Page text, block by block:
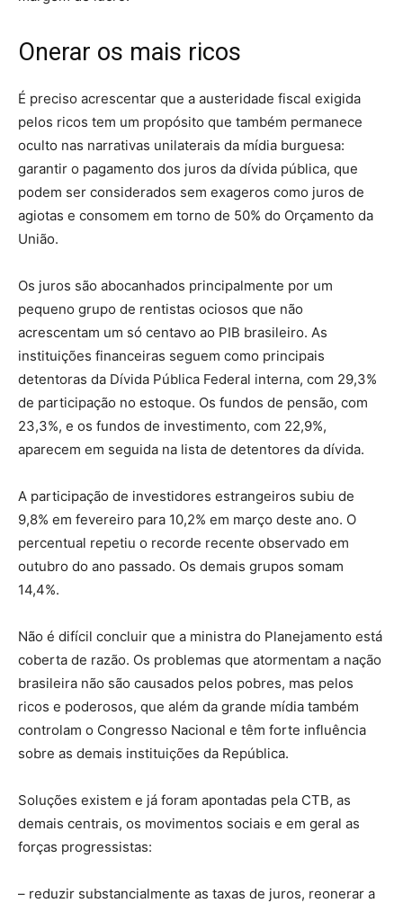
Onerar os mais ricos
É preciso acrescentar que a austeridade fiscal exigida
pelos ricos tem um propósito que também permanece
oculto nas narrativas unilaterais da mídia burguesa:
garantir o pagamento dos juros da dívida pública, que
podem ser considerados sem exageros como juros de
agiotas e consomem em torno de 50% do Orçamento da
União.
Os juros são abocanhados principalmente por um
pequeno grupo de rentistas ociosos que não
acrescentam um só centavo ao PIB brasileiro. As
instituições financeiras seguem como principais
detentoras da Dívida Pública Federal interna, com 29,3%
de participação no estoque. Os fundos de pensão, com
23,3%, e os fundos de investimento, com 22,9%,
aparecem em seguida na lista de detentores da dívida.
A participação de investidores estrangeiros subiu de
9,8% em fevereiro para 10,2% em março deste ano. O
percentual repetiu o recorde recente observado em
outubro do ano passado. Os demais grupos somam
14,4%.
Não é difícil concluir que a ministra do Planejamento está
coberta de razão. Os problemas que atormentam a nação
brasileira não são causados pelos pobres, mas pelos
ricos e poderosos, que além da grande mídia também
controlam o Congresso Nacional e têm forte influência
sobre as demais instituições da República.
Soluções existem e já foram apontadas pela CTB, as
demais centrais, os movimentos sociais e em geral as
forças progressistas:
– reduzir substancialmente as taxas de juros, reonerar a